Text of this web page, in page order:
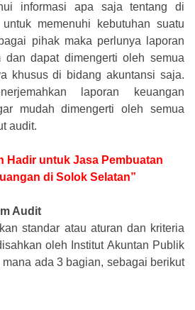
informasi apa saja tentang di
memenuhi kebutuhan suatu
pihak maka perlunya laporan
dan dapat dimengerti oleh semua
khusus di bidang akuntansi saja.
laporan keuangan
mudah dimengerti oleh semua
audit.
Hadir untuk Jasa Pembuatan
di Solok Selatan”
Audit
standar atau aturan dan kriteria
oleh Institut Akuntan Publik
mana ada 3 bagian, sebagai berikut